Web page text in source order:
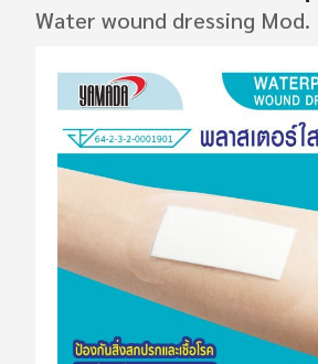
Water wound dressing Mod.
ข้าม
ไป
ที่
ส่วน
ท้าย
แกล
รูปภาพ